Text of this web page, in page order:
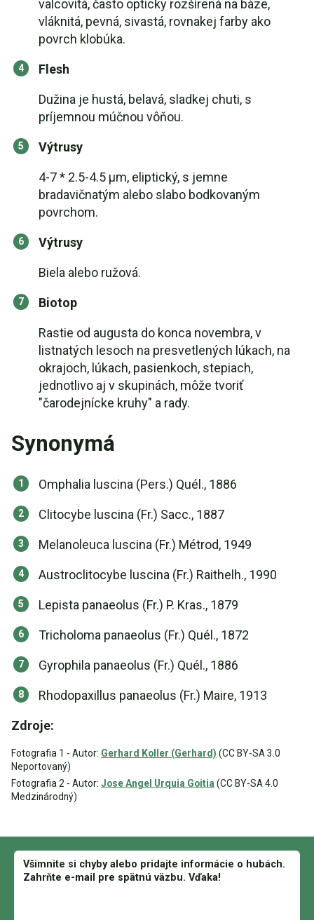
valcovitá, často opticky rozšírená na báze,
vláknitá, pevná, sivastá, rovnakej farby ako
povrch klobúka.
Flesh
Dužina je hustá, belavá, sladkej chuti, s
príjemnou múčnou vôňou.
Výtrusy
4-7 * 2.5-4.5 μm, eliptický, s jemne
bradavičnatým alebo slabo bodkovaným
povrchom.
Výtrusy
Biela alebo ružová.
Biotop
Rastie od augusta do konca novembra, v
listnatých lesoch na presvetlených lúkach, na
okrajoch, lúkach, pasienkoch, stepiach,
jednotlivo aj v skupinách, môže tvoriť
"čarodejnícke kruhy" a rady.
Synonymá
Omphalia luscina (Pers.) Quél., 1886
Clitocybe luscina (Fr.) Sacc., 1887
Melanoleuca luscina (Fr.) Métrod, 1949
Austroclitocybe luscina (Fr.) Raithelh., 1990
Lepista panaeolus (Fr.) P. Kras., 1879
Tricholoma panaeolus (Fr.) Quél., 1872
Gyrophila panaeolus (Fr.) Quél., 1886
Rhodopaxillus panaeolus (Fr.) Maire, 1913
Zdroje:
Fotografia 1 - Autor: Gerhard Koller (Gerhard) (CC BY-SA 3.0
Neportovaný)
Fotografia 2 - Autor: Jose Angel Urquia Goitia (CC BY-SA 4.0
Medzinárodný)